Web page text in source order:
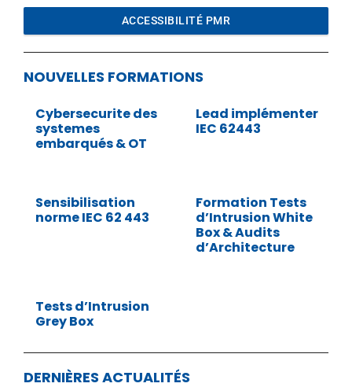
ACCESSIBILITÉ PMR
NOUVELLES FORMATIONS
Cybersecurite des
systemes
embarqués & OT
Lead implémenter
IEC 62443
Sensibilisation
norme IEC 62 443
Formation Tests
d’Intrusion White
Box & Audits
d’Architecture
Tests d’Intrusion
Grey Box
DERNIÈRES ACTUALITÉS